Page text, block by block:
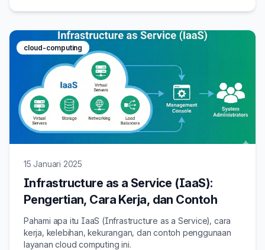
cloud-computing
15 Januari 2025
Infrastructure as a Service (IaaS):
Pengertian, Cara Kerja, dan Contoh
Pahami apa itu IaaS (Infrastructure as a Service), cara
kerja, kelebihan, kekurangan, dan contoh penggunaan
layanan cloud computing ini.